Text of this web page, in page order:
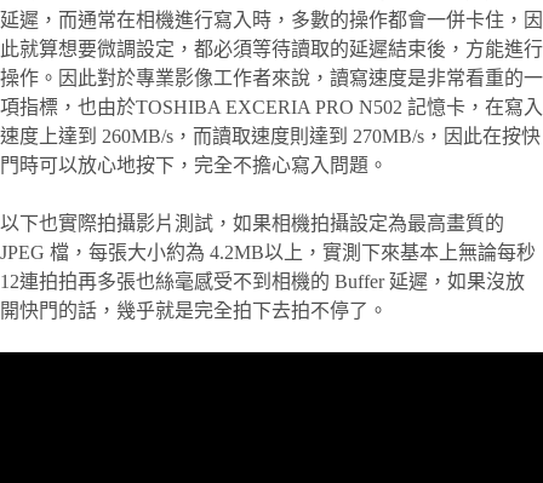
延遲，而通常在相機進行寫入時，多數的操作都會一併卡住，因
此就算想要微調設定，都必須等待讀取的延遲結束後，方能進行
操作。因此對於專業影像工作者來說，讀寫速度是非常看重的一
項指標，也由於TOSHIBA EXCERIA PRO N502 記憶卡，在寫入
速度上達到 260MB/s，而讀取速度則達到 270MB/s，因此在按快
門時可以放心地按下，完全不擔心寫入問題。
以下也實際拍攝影片測試，如果相機拍攝設定為最高畫質的
JPEG 檔，每張大小約為 4.2MB以上，實測下來基本上無論每秒
12連拍拍再多張也絲毫感受不到相機的 Buffer 延遲，如果沒放
開快門的話，幾乎就是完全拍下去拍不停了。